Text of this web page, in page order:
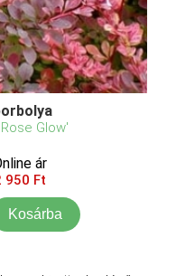
Glow'
ár
950 Ft
Kosárba